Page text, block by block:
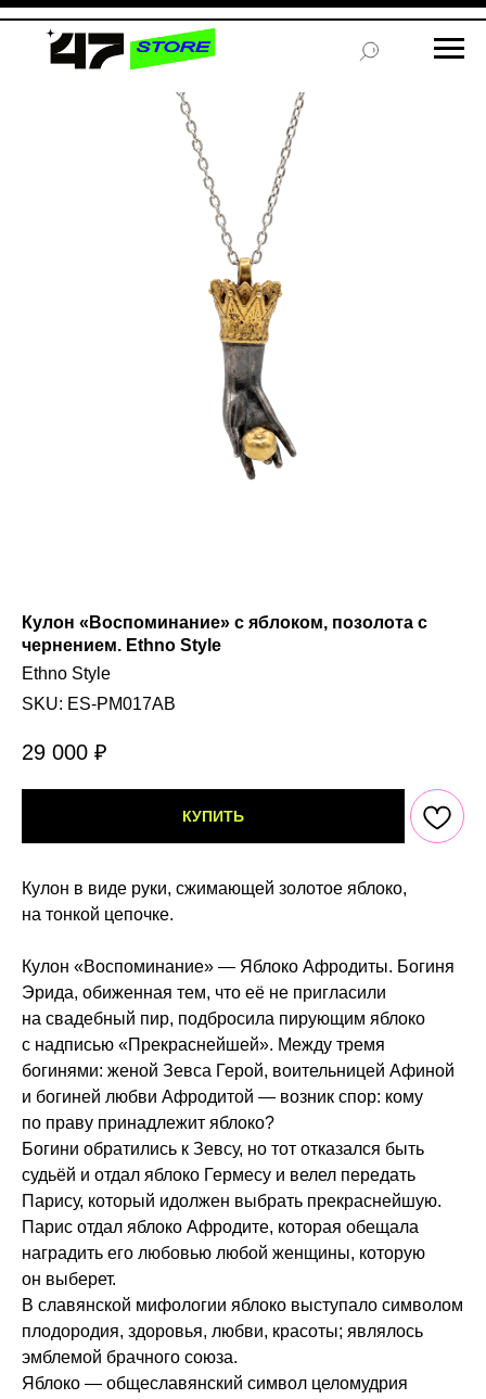
Кулон «Воспоминание» с яблоком, позолота с
чернением. Ethno Style
Ethno Style
SKU: ES-PM017AB
29 000 ₽
КУПИТЬ
Кулон в виде руки, сжимающей золотое яблоко,
на тонкой цепочке.
Кулон «Воспоминание» — Яблоко Афродиты. Богиня
Эрида, обиженная тем, что её не пригласили
на свадебный пир, подбросила пирующим яблоко
с надписью «Прекраснейшей». Между тремя
богинями: женой Зевса Герой, воительницей Афиной
и богиней любви Афродитой — возник спор: кому
по праву принадлежит яблоко?
Богини обратились к Зевсу, но тот отказался быть
судьёй и отдал яблоко Гермесу и велел передать
Парису, который идолжен выбрать прекраснейшую.
Парис отдал яблоко Афродите, которая обещала
наградить его любовью любой женщины, которую
он выберет.
В славянской мифологии яблоко выступало символом
плодородия, здоровья, любви, красоты; являлось
эмблемой брачного союза.
Яблоко — общеславянский символ целомудрия